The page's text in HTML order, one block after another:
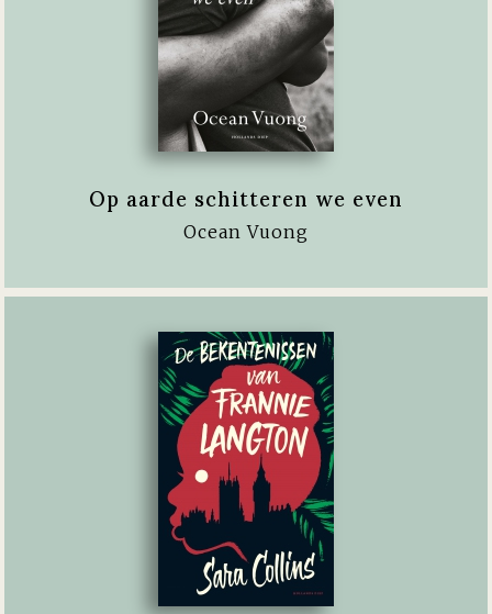
Op aarde schitteren we even
Ocean Vuong